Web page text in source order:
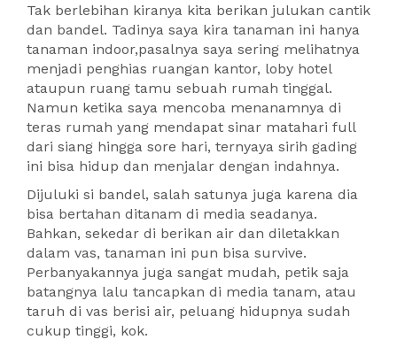
Tak berlebihan kiranya kita berikan julukan cantik
dan bandel. Tadinya saya kira tanaman ini hanya
tanaman indoor,pasalnya saya sering melihatnya
menjadi penghias ruangan kantor, loby hotel
ataupun ruang tamu sebuah rumah tinggal.
Namun ketika saya mencoba menanamnya di
teras rumah yang mendapat sinar matahari full
dari siang hingga sore hari, ternyaya sirih gading
ini bisa hidup dan menjalar dengan indahnya.
Dijuluki si bandel, salah satunya juga karena dia
bisa bertahan ditanam di media seadanya.
Bahkan, sekedar di berikan air dan diletakkan
dalam vas, tanaman ini pun bisa survive.
Perbanyakannya juga sangat mudah, petik saja
batangnya lalu tancapkan di media tanam, atau
taruh di vas berisi air, peluang hidupnya sudah
cukup tinggi, kok.